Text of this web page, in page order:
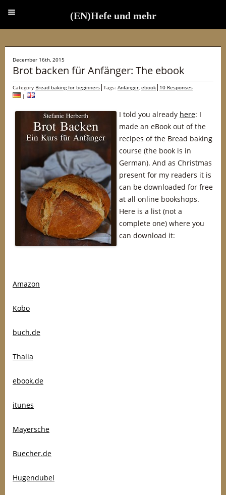
December 16th, 2015
Brot backen für Anfänger: The ebook
Category Bread baking for beginners Tags: Anfänger, ebook 10 Responses
|
I told you already here: I
made an eBook out of the
recipes of the Bread baking
course (the book is in
German). And as Christmas
present for my readers it is
can be downloaded for free
at all online bookshops.
Here is a list (not a
complete one) where you
can download it:
Amazon
Kobo
buch.de
Thalia
ebook.de
itunes
Mayersche
Buecher.de
Hugendubel
(EN)Hefe und mehr
(EN)Hefe und mehr